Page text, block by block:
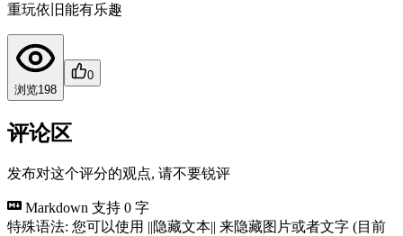
重玩依旧能有乐趣
浏览198
0
评论区
发布对这个评分的观点, 请不要锐评
Markdown 支持 0 字
特殊语法: 您可以使用 ||隐藏文本|| 来隐藏图片或者文字 (目前